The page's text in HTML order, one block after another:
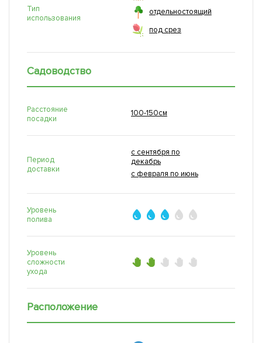
Тип
использования
отдельностоящий
под срез
Садоводство
Расстояние
посадки
100-150см
Период
доставки
с сентября по
декабрь
с февраля по июнь
Уровень
полива
Уровень
сложности
ухода
Расположение